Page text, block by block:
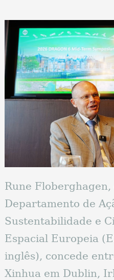
Rune Floberghagen,
Departamento de
Sustentabilidade e
Espacial Europeia
inglês), concede
Xinhua em Dublin,